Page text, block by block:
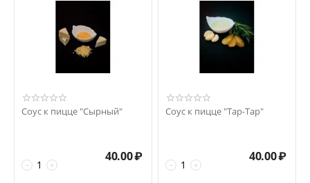
Соус к пицце "Сырный"
+
−
40.00₽
Соус к пицце "Тар-Тар"
+
−
40.00₽